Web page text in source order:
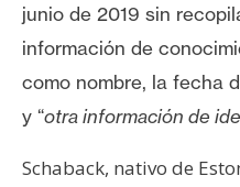
n
s
a
T
junio de 2019 sin
información de
como nombre, la fecha
y “otra información de
Schaback, nativo de